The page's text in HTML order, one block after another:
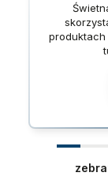
produktach